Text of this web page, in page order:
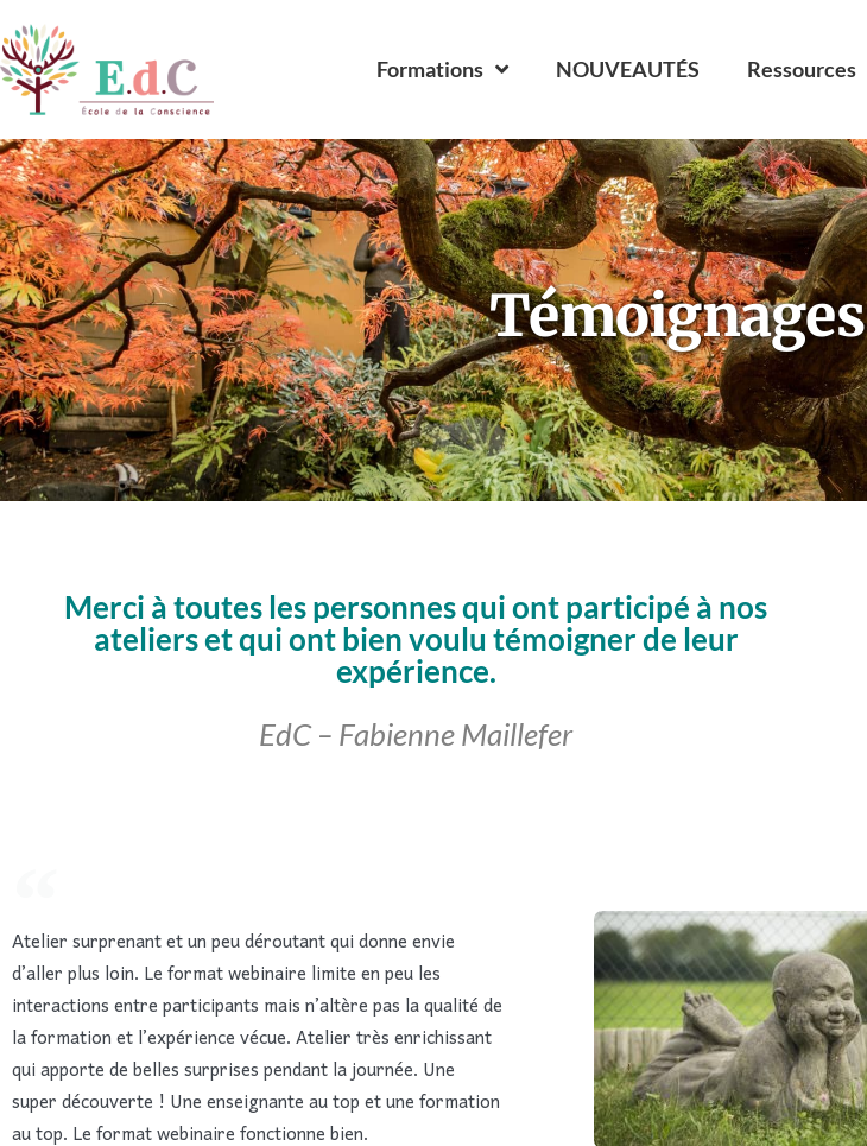
Formations NOUVEAUTÉS Ressources
Témoignages
Merci à toutes les personnes qui ont participé à nos
ateliers et qui ont bien voulu témoigner de leur
expérience.
EdC – Fabienne Maillefer
Atelier surprenant et un peu déroutant qui donne envie
d’aller plus loin. Le format webinaire limite en peu les
interactions entre participants mais n’altère pas la qualité de
la formation et l’expérience vécue. Atelier très enrichissant
qui apporte de belles surprises pendant la journée. Une
super découverte ! Une enseignante au top et une formation
au top. Le format webinaire fonctionne bien.